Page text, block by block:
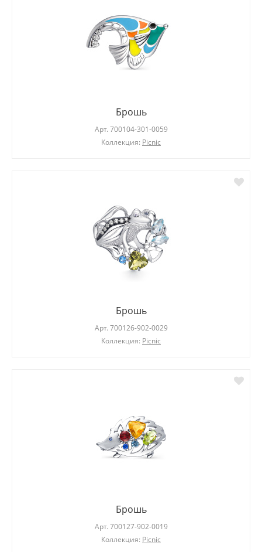
Брошь
Арт. 700104-301-0059
Коллекция: Picnic
Брошь
Арт. 700126-902-0029
Коллекция: Picnic
Брошь
Арт. 700127-902-0019
Коллекция: Picnic